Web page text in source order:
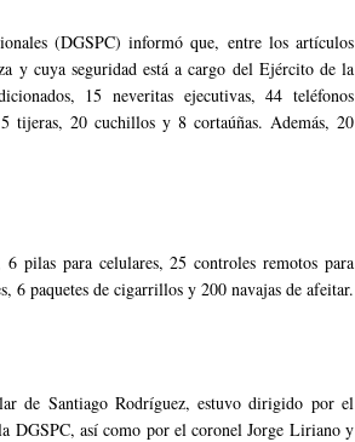
(DGSPC) informó que, entre los artículos
y cuya seguridad está a cargo del Ejército de la
15 neveritas ejecutivas, 44 teléfonos
tijeras, 20 cuchillos y 8 cortaúñas. Además, 20
pilas para celulares, 25 controles remotos para
6 paquetes de cigarrillos y 200 navajas de afeitar.
de Santiago Rodríguez, estuvo dirigido por el
DGSPC, así como por el coronel Jorge Liriano y